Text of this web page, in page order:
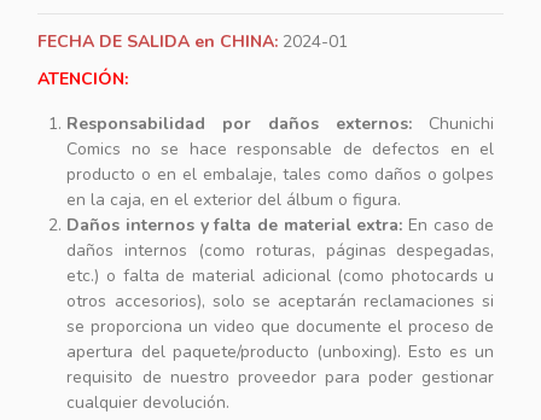
FECHA DE SALIDA en CHINA: 2024-01
ATENCIÓN:
Responsabilidad por daños externos:
Chunichi
Comics no se hace responsable de defectos en el
producto o en el embalaje, tales como daños o golpes
en la caja, en el exterior del álbum o figura.
Daños internos y falta de material extra: En caso de
daños internos (como roturas, páginas despegadas,
etc.) o falta de material adicional (como photocards u
otros accesorios), solo se aceptarán reclamaciones si
se proporciona un video que documente el proceso de
apertura del paquete/producto (unboxing). Esto es un
requisito de nuestro proveedor para poder gestionar
cualquier devolución.